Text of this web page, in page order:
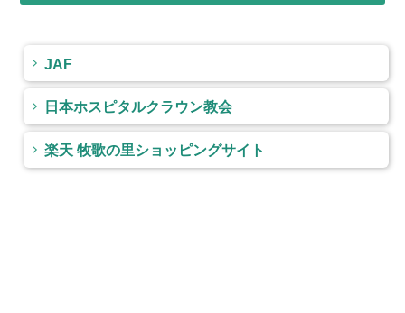
JAF
日本ホスピタルクラウン教会
楽天 牧歌の里ショッピングサイト